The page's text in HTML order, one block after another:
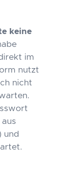
keine
im
nutzt
nicht
und